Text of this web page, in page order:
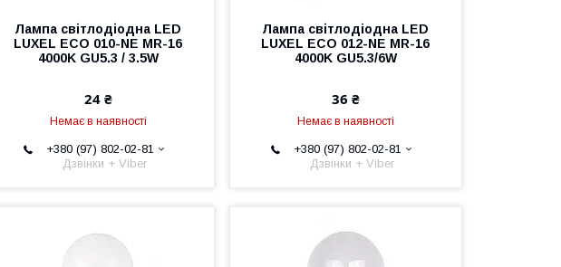
Лампа світлодіодна LED
LUXEL ECO 010-NE MR-16
4000K GU5.3 / 3.5W
24 ₴
Немає в наявності
+380 (97) 802-02-81
Дзвінки + Viber
Лампа світлодіодна LED
LUXEL ECO 012-NE MR-16
4000K GU5.3/6W
36 ₴
Немає в наявності
+380 (97) 802-02-81
Дзвінки + Viber